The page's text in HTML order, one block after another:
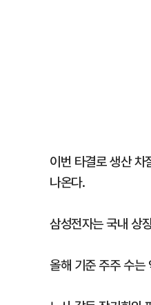
이번 타결로 생산 차
나온다.
삼성전자는 국내 상
올해 기준 주주 수